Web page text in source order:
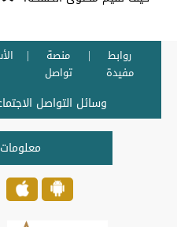
روابط
مفيدة
منصة
تواصل
وسائل التواصل